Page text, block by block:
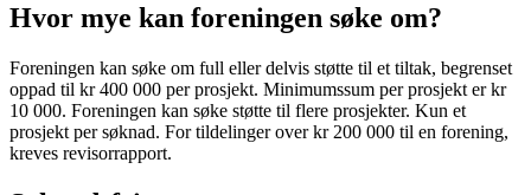
Hvor mye kan foreningen søke om?
Foreningen kan søke om full eller delvis støtte til et tiltak, begrenset
oppad til kr 400 000 per prosjekt. Minimumssum per prosjekt er kr
10 000. Foreningen kan søke støtte til flere prosjekter. Kun et
prosjekt per søknad. For tildelinger over kr 200 000 til en forening,
kreves revisorrapport.